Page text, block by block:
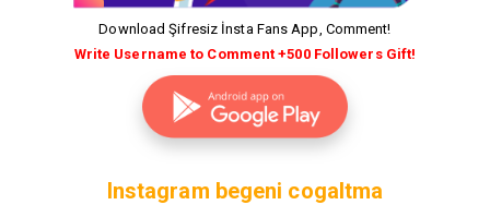
Download Şifresiz İnsta Fans App, Comment!
Write Username to Comment +500 Followers Gift!
Instagram begeni cogaltma